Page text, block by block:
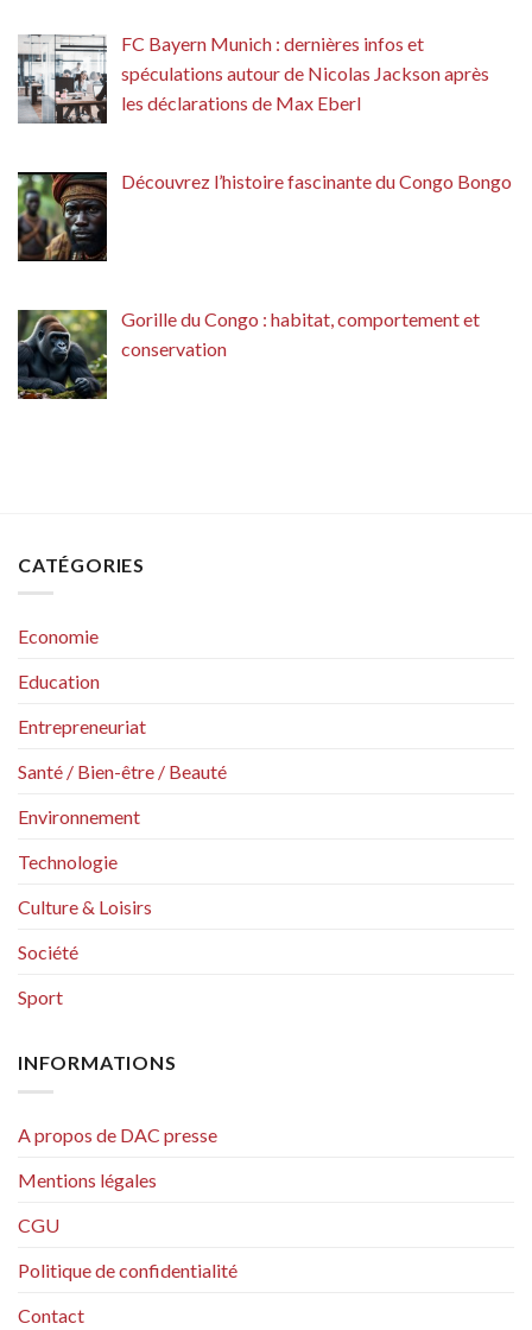
FC Bayern Munich : dernières infos et
spéculations autour de Nicolas Jackson après
les déclarations de Max Eberl
Découvrez l’histoire fascinante du Congo Bongo
Gorille du Congo : habitat, comportement et
conservation
CATÉGORIES
Economie
Education
Entrepreneuriat
Santé / Bien-être / Beauté
Environnement
Technologie
Culture & Loisirs
Société
Sport
INFORMATIONS
A propos de DAC presse
Mentions légales
CGU
Politique de confidentialité
Contact